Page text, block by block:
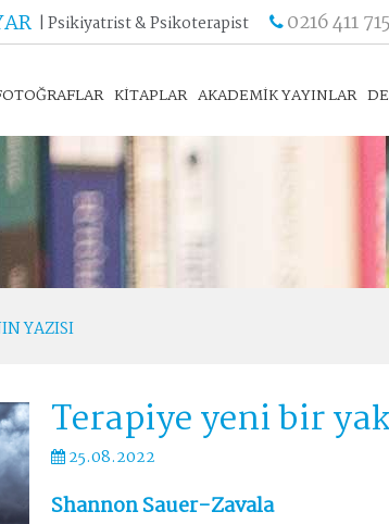
| Psikiyatrist & Psikoterapist 0216 411
KİTAPLAR AKADEMİK YAYINLAR
YAZISI
Terapiye yeni bir
25.08.2022
Shannon Sauer-Zavala